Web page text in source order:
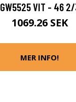
GW5525 VIT - 46
1069.26 SEK
MER INFO!